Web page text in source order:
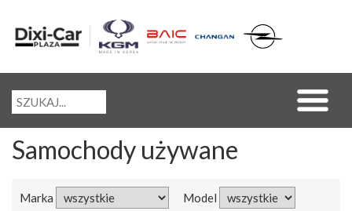
Samochody używane
Marka Model